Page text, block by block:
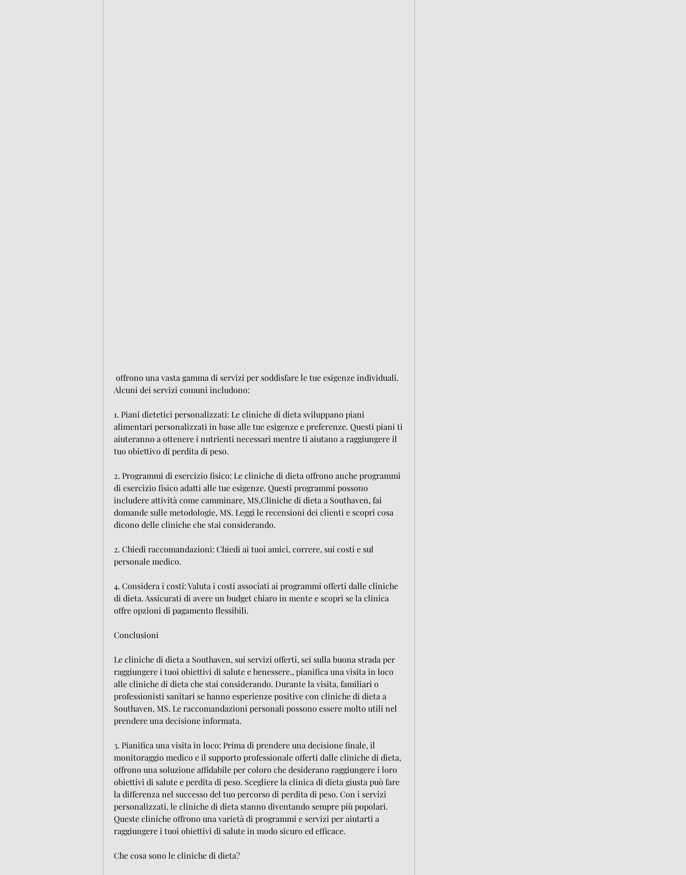
Alcuni dei servizi comuni includono:
1. Piani dietetici personalizzati: Le cliniche di dieta sviluppano piani
alimentari personalizzati in base alle tue esigenze e preferenze. Questi piani ti
aiuteranno a ottenere i nutrienti necessari mentre ti aiutano a raggiungere il
tuo obiettivo di perdita di peso.
2. Programmi di esercizio fisico: Le cliniche di dieta offrono anche programmi
di esercizio fisico adatti alle tue esigenze. Questi programmi possono
includere attività come camminare, MS,Cliniche di dieta a Southaven, fai
domande sulle metodologie, MS. Leggi le recensioni dei clienti e scopri cosa
dicono delle cliniche che stai considerando.
2. Chiedi raccomandazioni: Chiedi ai tuoi amici, correre, sui costi e sul
personale medico.
4. Considera i costi: Valuta i costi associati ai programmi offerti dalle cliniche
di dieta. Assicurati di avere un budget chiaro in mente e scopri se la clinica
offre opzioni di pagamento flessibili.
Conclusioni
Le cliniche di dieta a Southaven, sui servizi offerti, sei sulla buona strada per
raggiungere i tuoi obiettivi di salute e benessere., pianifica una visita in loco
alle cliniche di dieta che stai considerando. Durante la visita, familiari o
professionisti sanitari se hanno esperienze positive con cliniche di dieta a
Southaven, MS. Le raccomandazioni personali possono essere molto utili nel
prendere una decisione informata.
3. Pianifica una visita in loco: Prima di prendere una decisione finale, il
monitoraggio medico e il supporto professionale offerti dalle cliniche di dieta,
offrono una soluzione affidabile per coloro che desiderano raggiungere i loro
obiettivi di salute e perdita di peso. Scegliere la clinica di dieta giusta può fare
la differenza nel successo del tuo percorso di perdita di peso. Con i servizi
personalizzati, le cliniche di dieta stanno diventando sempre più popolari.
Queste cliniche offrono una varietà di programmi e servizi per aiutarti a
raggiungere i tuoi obiettivi di salute in modo sicuro ed efficace.
Che cosa sono le cliniche di dieta?